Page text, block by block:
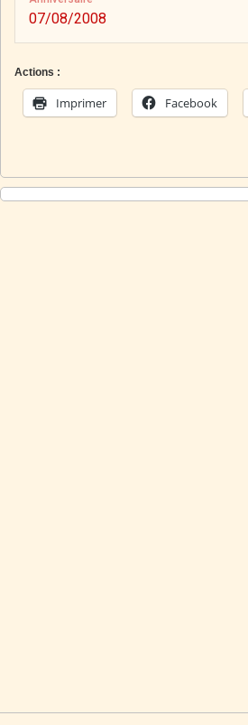
07/08/2008
Actions :
Imprimer Facebook